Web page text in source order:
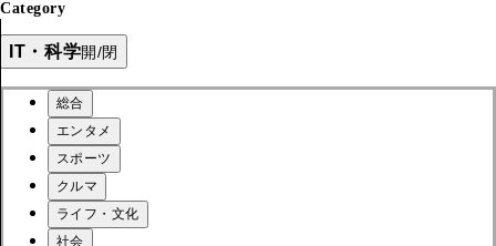
Category
IT・科学開/閉
総合
エンタメ
スポーツ
クルマ
ライフ・文化
社会